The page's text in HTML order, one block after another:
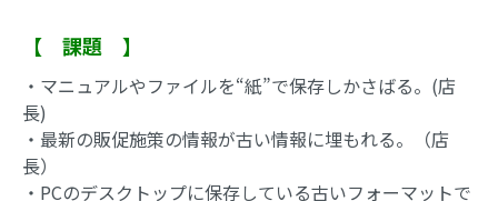
【 課題 】
・マニュアルやファイルを“紙”で保存しかさばる。(店
長)
・最新の販促施策の情報が古い情報に埋もれる。（店
長）
・PCのデスクトップに保存している古いフォーマットで